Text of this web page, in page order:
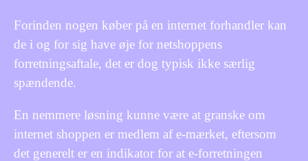
Forinden nogen køber på en internet forhandler kan
de i og for sig have øje for netshoppens
forretningsaftale, det er dog typisk ikke særlig
spændende.
En nemmere løsning kunne være at granske om
internet shoppen er medlem af e-mærket, eftersom
det generelt er en indikator for at e-forretningen